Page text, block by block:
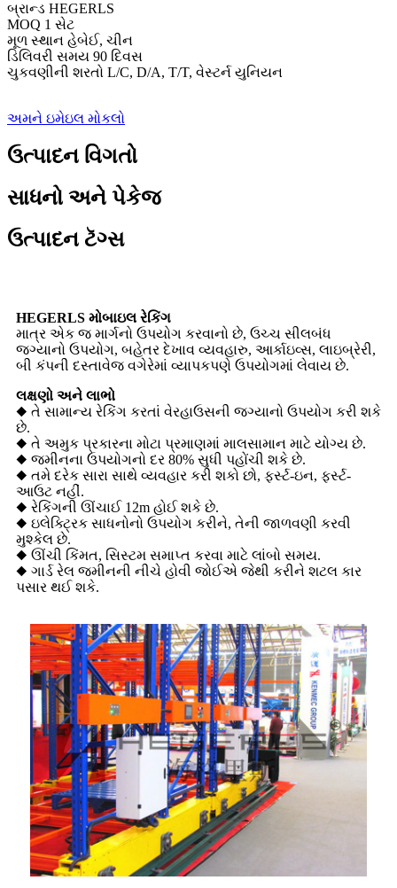
બ્રાન્ડ HEGERLS
MOQ 1 સેટ
મૂળ સ્થાન હેબેઈ, ચીન
ડિલિવરી સમય 90 દિવસ
ચુકવણીની શરતો L/C, D/A, T/T, વેસ્ટર્ન યુનિયન
અમને ઇમેઇલ મોકલો
ઉત્પાદન વિગતો
સાધનો અને પેકેજ
ઉત્પાદન ટૅગ્સ
HEGERLS મોબાઇલ રેકિંગ
માત્ર એક જ માર્ગનો ઉપયોગ કરવાનો છે, ઉચ્ચ સીલબંધ
જગ્યાનો ઉપયોગ, બહેતર દેખાવ વ્યવહારુ, આર્કાઇવ્સ, લાઇબ્રેરી,
બી કંપની દસ્તાવેજ વગેરેમાં વ્યાપકપણે ઉપયોગમાં લેવાય છે.
લક્ષણો અને લાભો
◆ તે સામાન્ય રેકિંગ કરતાં વેરહાઉસની જગ્યાનો ઉપયોગ કરી શકે
છે.
◆ તે અમુક પ્રકારના મોટા પ્રમાણમાં માલસામાન માટે યોગ્ય છે.
◆ જમીનના ઉપયોગનો દર 80% સુધી પહોંચી શકે છે.
◆ તમે દરેક સારા સાથે વ્યવહાર કરી શકો છો, ફર્સ્ટ-ઇન, ફર્સ્ટ-
આઉટ નહીં.
◆ રેકિંગની ઊંચાઈ 12m હોઈ શકે છે.
◆ ઇલેક્ટ્રિક સાધનોનો ઉપયોગ કરીને, તેની જાળવણી કરવી
મુશ્કેલ છે.
◆ ઊંચી કિંમત, સિસ્ટમ સમાપ્ત કરવા માટે લાંબો સમય.
◆ ગાર્ડ રેલ જમીનની નીચે હોવી જોઈએ જેથી કરીને શટલ કાર
પસાર થઈ શકે.